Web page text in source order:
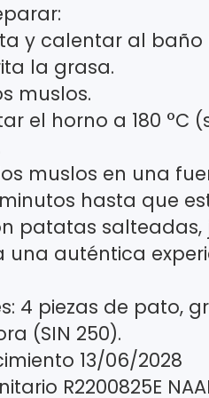
y calentar al
la grasa.
muslos.
el horno a 180 °C
muslos en una
hasta que
patatas
una auténtica
4 piezas de pato,
(SIN 250).
13/06/2028
R2200825E